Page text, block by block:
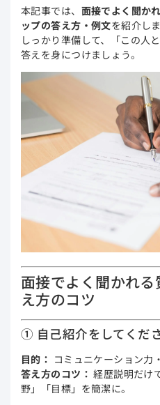
本記事では、 面接でよく聞か
ップの答え方・例文を紹介しま
しっかり準備して、「この人
答えを身につけましょう。
面接でよく聞かれ
え方のコツ
① 自己紹介をしてくだ
目的： コミュニケーション力
答え方のコツ： 経歴説明だけ
野」「目標」を簡潔に。